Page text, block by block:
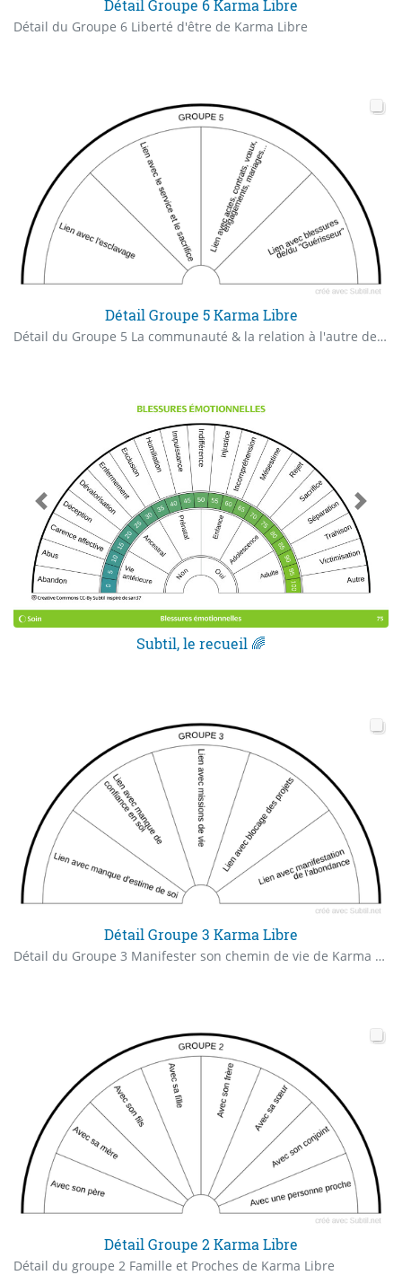
Détail Groupe 6 Karma Libre
Détail du Groupe 6 Liberté d'être de Karma Libre
Détail Groupe 5 Karma Libre
Détail du Groupe 5 La communauté & la relation à l'autre de Karma Libre
Subtil, le recueil 🌈
Détail Groupe 3 Karma Libre
Détail du Groupe 3 Manifester son chemin de vie de Karma Libre
Détail Groupe 2 Karma Libre
Détail du groupe 2 Famille et Proches de Karma Libre